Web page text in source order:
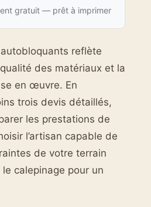
gratuit — prêt à imprimer
reflète
des matériaux et la
en œuvre. En
trois devis détaillés,
les prestations de
l’artisan capable de
de votre terrain
calepinage pour un